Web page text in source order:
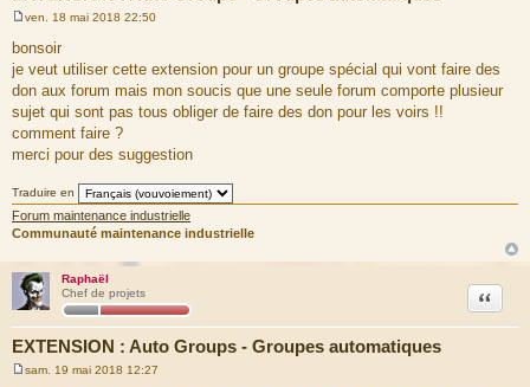
s
s
g
e
ven. 18 mai 2018 22:50
bonsoir
je veut utiliser cette extension pour un groupe spécial qui vont faire des
don aux forum mais mon soucis que une seule forum comporte plusieur
sujet qui sont pas tous obliger de faire des don pour les voirs !!
comment faire ?
merci pour des suggestion
Traduire en
Forum maintenance industrielle
Communauté maintenance industrielle
Raphaël
Chef de projets
EXTENSION : Auto Groups - Groupes automatiques
Citation
sam. 19 mai 2018 12:27